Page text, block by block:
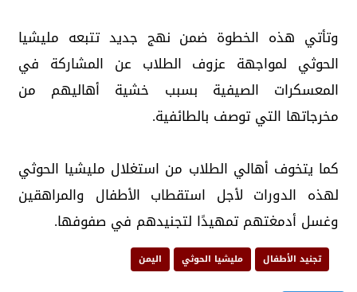
وتأتي هذه الخطوة ضمن نهج جديد تتبعه مليشيا
الحوثي لمواجهة عزوف الطلاب عن المشاركة في
المعسكرات الصيفية بسبب خشية أهاليهم من
مخرجاتها التي توصف بالطائفية.
كما يتخوف أهالي الطلاب من استغلال مليشيا الحوثي
لهذه الدورات لأجل استقطاب الأطفال والمراهقين
وغسل أدمغتهم تمهيدًا لتجنيدهم في صفوفها.
تجنيد الأطفال مليشيا الحوثي اليمن